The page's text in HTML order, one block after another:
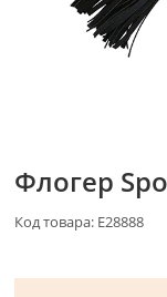
Флогер
Код товара: E28888